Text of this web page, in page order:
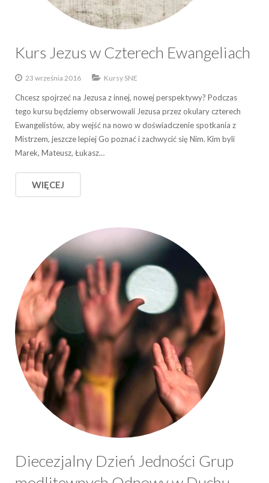
Kurs Jezus w Czterech Ewangeliach
23 września 2016 Kursy SNE
Chcesz spojrzeć na Jezusa z innej, nowej perspektywy? Podczas
tego kursu będziemy obserwowali Jezusa przez okulary czterech
Ewangelistów, aby wejść na nowo w doświadczenie spotkania z
Mistrzem, jeszcze lepiej Go poznać i zachwycić się Nim. Kim byli
Marek, Mateusz, Łukasz…
WIĘCEJ
Diecezjalny Dzień Jedności Grup